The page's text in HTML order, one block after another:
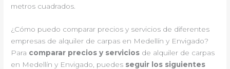
metros cuadrados.
¿Cómo puedo comparar precios y servicios de diferentes
empresas de alquiler de carpas en Medellín y Envigado?
Para comparar precios y servicios de alquiler de carpas
en Medellín y Envigado, puedes seguir los siguientes